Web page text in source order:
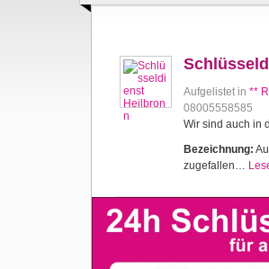
Aufgelistet in **
08005558585
Wir sind auch in
Bezeichnung:
zugefallen…